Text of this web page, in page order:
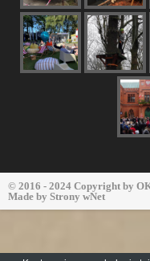
© 2016 - 2024 Copyright by
Made by Strony wNet